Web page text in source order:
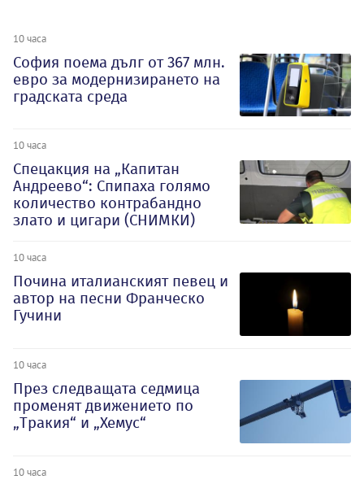
10 часа
София поема дълг от 367 млн.
евро за модернизирането на
градската среда
10 часа
Спецакция на „Капитан
Андреево“: Спипаха голямо
количество контрабандно
злато и цигари (СНИМКИ)
10 часа
Почина италианският певец и
автор на песни Франческо
Гучини
10 часа
През следващата седмица
променят движението по
„Тракия“ и „Хемус“
10 часа